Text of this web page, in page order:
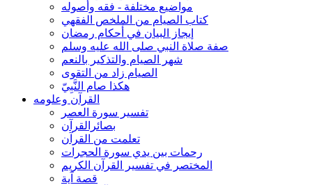
مواضيع مختلفة - فقه وأصوله
كتاب الصيام من الملخص الفقهي
إيجاز البيان في أحكام رمضان
صفة صلاة النبي صلى الله عليه وسلم
شهر الصيام والتذكير بالنعم
الصيام زاد من التقوى
هكذا صام النَّبِيّ
القرآن وعلومه
تفسير سورة العصر
بصائرالقرآن
تعلمت من القرآن
رحمات بين يدي سورة الحجرات
المختصر في تفسير القرآن الكريم
قصة آية